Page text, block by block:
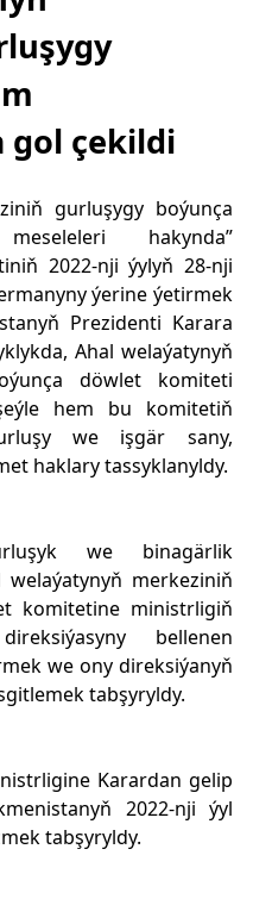
gol çekildi
gurluşygy boýunça
hakynda”
2022-nji ýylyň 28-nji
ýerine ýetirmek
Prezidenti Karara
Ahal welaýatynyň
döwlet komiteti
hem bu komitetiň
we işgär sany,
haklary tassyklanyldy.
we binagärlik
merkeziniň
komitetine ministrligiň
bellenen
we ony direksiýanyň
tabşyryldy.
Karardan gelip
2022-nji ýyl
tabşyryldy.